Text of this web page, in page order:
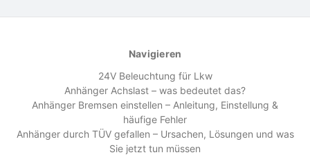
Navigieren
24V Beleuchtung für Lkw
Anhänger Achslast – was bedeutet das?
Anhänger Bremsen einstellen – Anleitung, Einstellung &
häufige Fehler
Anhänger durch TÜV gefallen – Ursachen, Lösungen und was
Sie jetzt tun müssen